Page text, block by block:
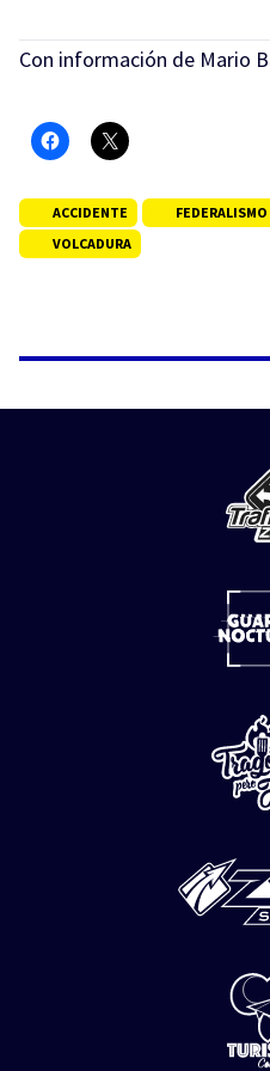
Con información de Mario
ACCIDENTE FEDERALISMO
VOLCADURA